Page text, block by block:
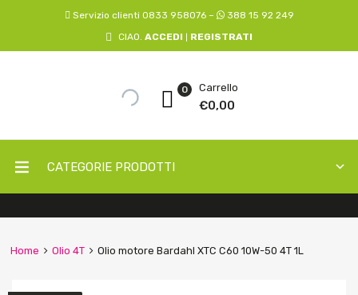
Servizio clienti 0833 958076 –
388 15 92 249
CIAO. ACCEDI REGISTRATI
Carrello
€0,00
0
CATEGORIE PRODOTTI
Home Olio 4T Olio motore Bardahl XTC C60 10W-50 4T 1L